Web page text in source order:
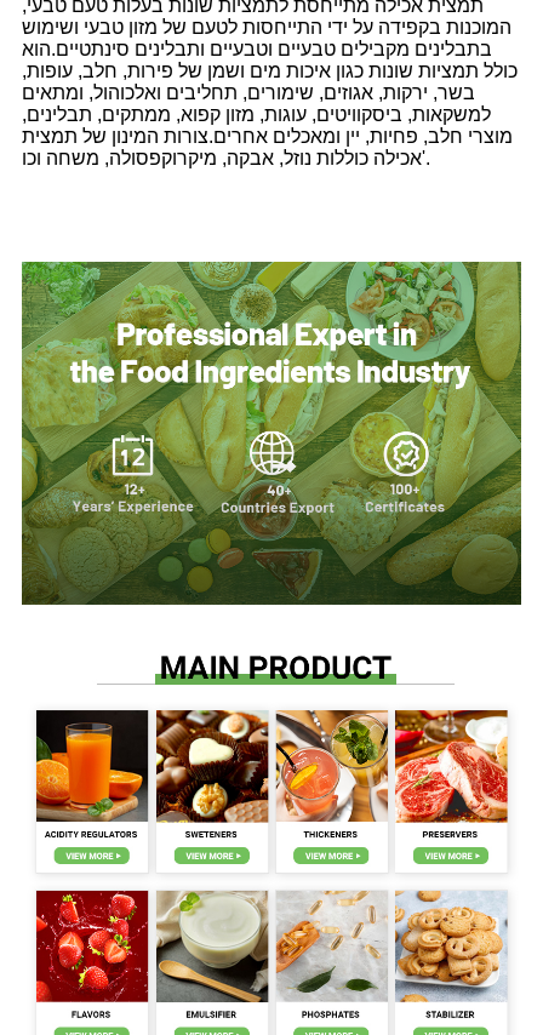
תמצית אכילה מתייחסת לתמציות שונות בעלות טעם טבעי,
המוכנות בקפידה על ידי התייחסות לטעם של מזון טבעי ושימוש
בתבלינים מקבילים טבעיים וטבעיים ותבלינים סינתטיים.הוא
כולל תמציות שונות כגון איכות מים ושמן של פירות, חלב, עופות,
בשר, ירקות, אגוזים, שימורים, תחליבים ואלכוהול, ומתאים
למשקאות, ביסקוויטים, עוגות, מזון קפוא, ממתקים, תבלינים,
מוצרי חלב, פחיות, יין ומאכלים אחרים.צורות המינון של תמצית
אכילה כוללות נוזל, אבקה, מיקרוקפסולה, משחה וכו'.